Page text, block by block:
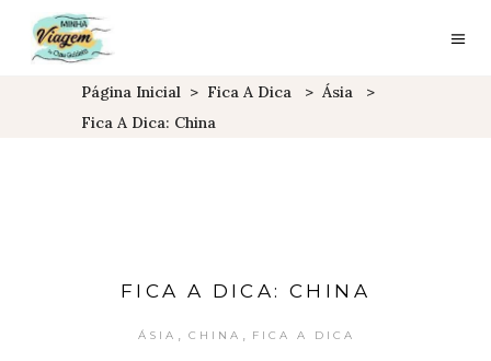
Página Inicial > Fica A Dica > Ásia
>
Fica A Dica: China
FICA A DICA: CHINA
ÁSIA CHINA FICA A DICA